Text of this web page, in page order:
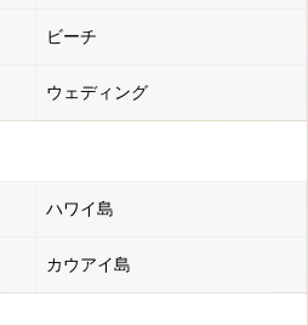
ビーチ
ウェディング
ハワイ島
カウアイ島